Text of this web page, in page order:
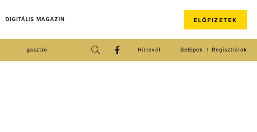
DIGITÁLIS MAGAZIN ELŐFIZETEK
gasztró Regisztrálok
Belépek
Hírlevél